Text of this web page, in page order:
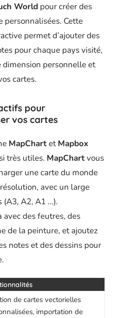
World pour créer des
personnalisées. Cette
permet d’ajouter des
pour chaque pays visité,
personnelle et
cartes.
pour
vos cartes
MapChartet Mapbox
très utiles. MapChartvous
une carte du monde
avec un large
(A3, A2, A1 …).
avec des feutres, des
de la peinture, et ajoutez
notes et des dessins pour
de cartes vectorielles
importation de